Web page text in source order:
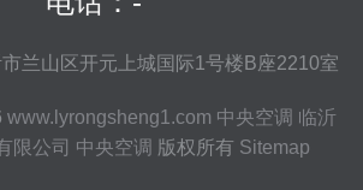
兰山区开元上城国际1号楼B座2210室
www.lyrongsheng1.com 中央空调 临沂
限公司 中央空调 版权所有 Sitemap